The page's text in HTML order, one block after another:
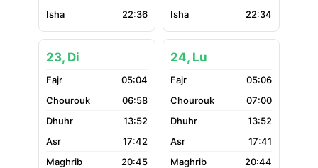
22:36
22:34
23, Di
05:04
06:58
13:52
17:42
20:45
24, Lu
05:06
07:00
13:52
17:41
20:44